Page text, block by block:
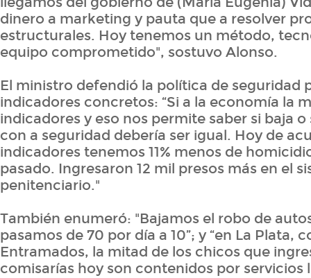
dinero a marketing y pauta que a resolver
estructurales. Hoy tenemos un método,
equipo comprometido", sostuvo Alonso.
El ministro defendió la política de seguridad
indicadores concretos: “Si a la economía la
indicadores y eso nos permite saber si baja
con a seguridad debería ser igual. Hoy de
indicadores tenemos 11% menos de
pasado. Ingresaron 12 mil presos más en el
penitenciario."
También enumeró: "Bajamos el robo de
pasamos de 70 por día a 10”; y “en La Plata,
Entramados, la mitad de los chicos que
comisarías hoy son contenidos por servicios